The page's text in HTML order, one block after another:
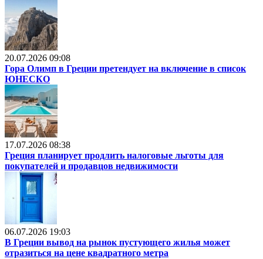
20.07.2026 09:08
Гора Олимп в Греции претендует на включение в список
ЮНЕСКО
17.07.2026 08:38
Греция планирует продлить налоговые льготы для
покупателей и продавцов недвижимости
06.07.2026 19:03
В Греции вывод на рынок пустующего жилья может
отразиться на цене квадратного метра